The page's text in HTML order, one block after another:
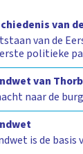
van
van de
politieke
van
naar de
is de